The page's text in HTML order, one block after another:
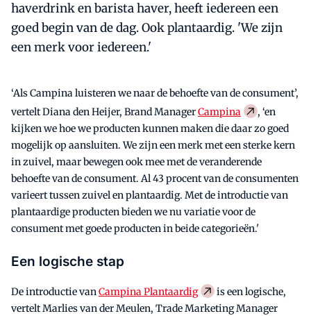
haverdrink en barista haver, heeft iedereen een
goed begin van de dag. Ook plantaardig. 'We zijn
een merk voor iedereen.'
‘Als Campina luisteren we naar de behoefte van de consument’,
vertelt Diana den Heijer, Brand ManagerCampina
, ‘en
kijken we hoe we producten kunnen maken die daar zo goed
mogelijk op aansluiten. We zijn een merk met een sterke kern
in zuivel, maar bewegen ook mee met de veranderende
behoefte van de consument. Al 43 procent van de consumenten
varieert tussen zuivel en plantaardig. Met de introductie van
plantaardige producten bieden we nu variatie voor de
consument met goede producten in beide categorieën.'
Een logische stap
De introductie vanCampina Plantaardig
is een logische,
vertelt Marlies van der Meulen, Trade Marketing Manager